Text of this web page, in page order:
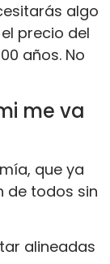
algo
precio del
años. No
me va
que ya
de todos sin
alineadas